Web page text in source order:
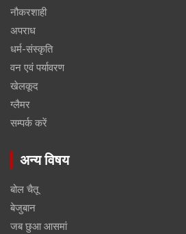
नौकरशाही
अपराध
धर्म-संस्कृति
वन एवं पर्यावरण
खेलकूद
ग्लैमर
सम्पर्क करें
अन्य विषय
बोल चैतू
बेजुबान
जब छुआ आसमां